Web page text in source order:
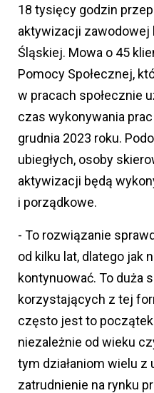
18 tysięcy godzin
aktywizacji zawodowej
Śląskiej. Mowa o 45
Pomocy Społecznej,
w pracach społecznie
czas wykonywania
grudnia 2023 roku.
ubiegłych, osoby
aktywizacji będą
i porządkowe.
- To rozwiązanie
od kilku lat, dlatego jak
kontynuować. To duża
korzystających z tej
często jest to
niezależnie od wieku
tym działaniom wielu z
zatrudnienie na rynku